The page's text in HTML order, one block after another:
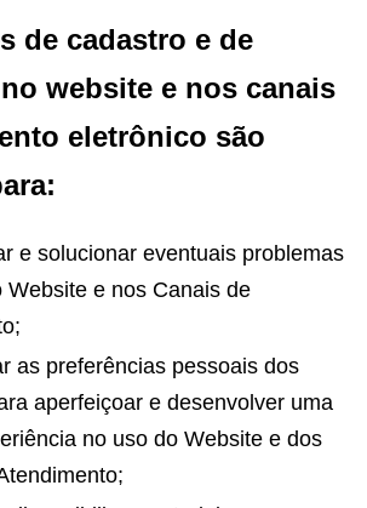
de cadastro e de
website e nos canais
eletrônico são
e solucionar eventuais problemas
Website e nos Canais de
as preferências pessoais dos
aperfeiçoar e desenvolver uma
no uso do Website e dos